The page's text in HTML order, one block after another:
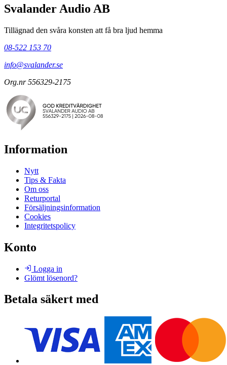
Svalander Audio AB
Tillägnad den svåra konsten att få bra ljud hemma
08-522 153 70
info@svalander.se
Org.nr 556329-2175
Information
Nytt
Tips & Fakta
Om oss
Returportal
Försäljningsinformation
Cookies
Integritetspolicy
Konto
Logga in
Glömt lösenord?
Betala säkert med